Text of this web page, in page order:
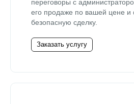
переговоры с
его продаже по вашей цене и
безопасную сделку.
Заказать услугу